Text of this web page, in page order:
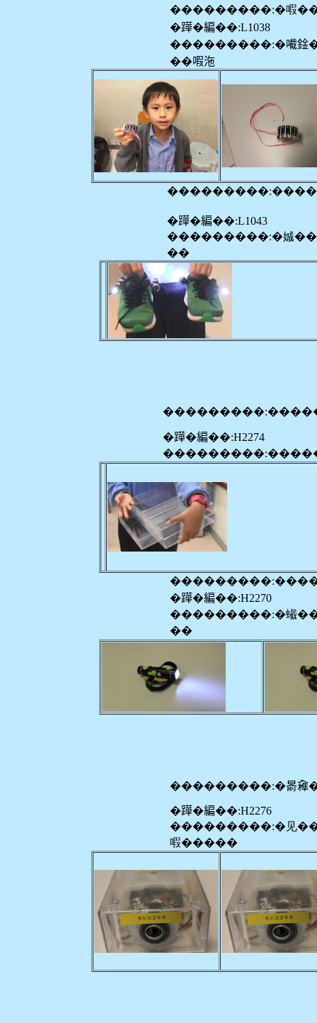
���������:�㗇
�𨅯�編��:L1038
���������:�𡁶鍂�
��㗇沲
�𨅯�編��:L1043
���������:�娍
��
�𨅯�編��:H2274
�𨅯�編��:H2270
���������:�蠘��
��
�𨅯�編��:H2276
���������:�见
㗇�����